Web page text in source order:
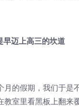
迈上高三的坎道
的假期，我们于是
室里看黑板上翻来